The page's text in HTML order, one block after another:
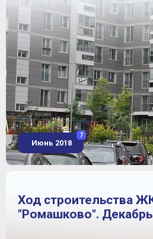
Июнь 2018
7
Ход строительства
"Ромашково".